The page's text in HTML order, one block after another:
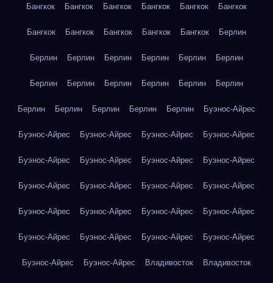
Бангкок Бангкок Бангкок Бангкок Бангкок Бангкок
Бангкок Бангкок Бангкок Бангкок Бангкок Берлин
Берлин Берлин Берлин Берлин Берлин Берлин
Берлин Берлин Берлин Берлин Берлин Берлин
Берлин Берлин Берлин Берлин Берлин Буэнос-Айрес
Буэнос-Айрес Буэнос-Айрес Буэнос-Айрес Буэнос-Айрес
Буэнос-Айрес Буэнос-Айрес Буэнос-Айрес Буэнос-Айрес
Буэнос-Айрес Буэнос-Айрес Буэнос-Айрес Буэнос-Айрес
Буэнос-Айрес Буэнос-Айрес Буэнос-Айрес Буэнос-Айрес
Буэнос-Айрес Буэнос-Айрес Буэнос-Айрес Буэнос-Айрес
Буэнос-Айрес Буэнос-Айрес Владивосток Владивосток